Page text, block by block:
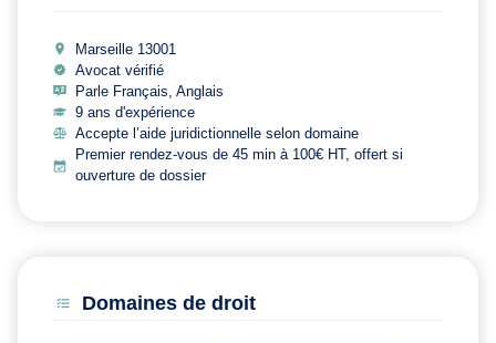
Marseille 13001
Avocat vérifié
Parle Français, Anglais
9 ans d'expérience
Accepte l’aide juridictionnelle selon domaine
Premier rendez-vous de 45 min à 100€ HT, offert si
ouverture de dossier
Domaines de droit